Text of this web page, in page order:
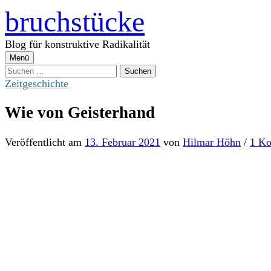
Zum
Inhalt
überspringen
bruchstücke
Blog für konstruktive Radikalität
Menü
Suchen
nach:
Zeitgeschichte
Wie von Geisterhand
Veröffentlicht am 13. Februar 2021 von Hilmar Höhn / 1